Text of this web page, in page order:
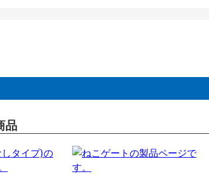
品